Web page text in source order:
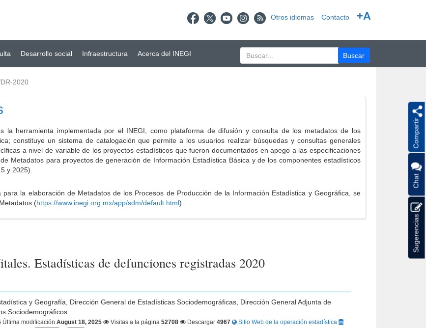
Otros idiomas Contacto +A
Desarrollo social Infraestructura Acerca del INEGI
2020
la herramienta implementada por el INEGI, como plataforma de difusión y consulta de los metadatos de los
constituye un sistema de catalogación que permite a los usuarios realizar búsquedas y consultas generales
a nivel de variable de los proyectos estadísticos que fueron documentados en apego a las especificaciones
Metadatos para proyectos de generación de Información Estadística Básica y de los componentes estadísticos
y 2025).
la elaboración de Metadatos de los Procesos de Producción de la Información Estadística y Geográfica, se
(https://www.inegi.org.mx/app/sdm/default.html).
Estadísticas de defunciones registradas 2020
y Geografía, Dirección General de Estadísticas Sociodemográficas, Dirección General Adjunta de
Sociodemográficos
Última modificaciónAugust 18, 2025 Visitas a la página52708 Descargar4967
Sitio Web de la operación estadística
Compartir
Chat
Sugerencias